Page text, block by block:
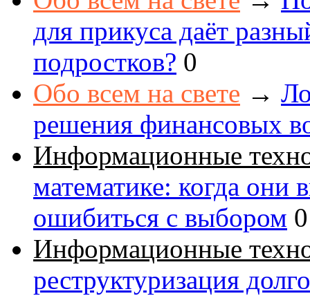
для прикуса даёт
подростков? 0
Обо всем на свете →
решения финансовых
Информационные
математике: когда они
ошибиться с выбором 0
Информационные
реструктуризация